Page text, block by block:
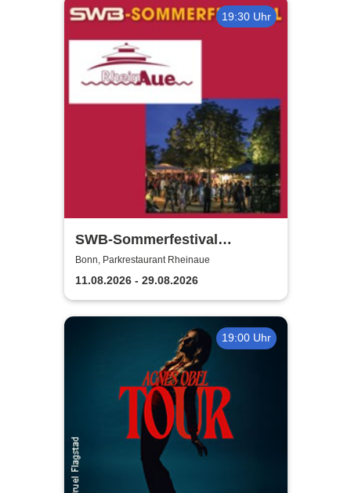
19:30 Uhr
SWB-Sommerfestival
Rheinaue
Bonn, Parkrestaurant Rheinaue
11.08.2026 - 29.08.2026
19:00 Uhr